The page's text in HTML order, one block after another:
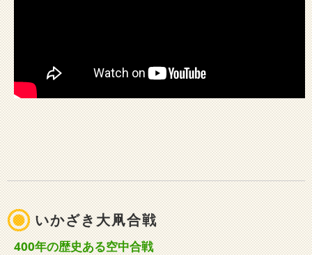
いかざき大凧合戦
400年の歴史ある空中合戦